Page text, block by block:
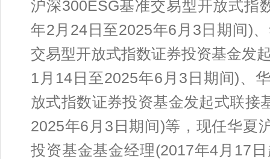
沪深300ESG基准交易型开放式指
年2月24日至2025年6月3日期间)
交易型开放式指数证券投资基金发
1月14日至2025年6月3日期间)、
放式指数证券投资基金发起式联接
2025年6月3日期间)等，现任华夏
投资基金基金经理(2017年4月17